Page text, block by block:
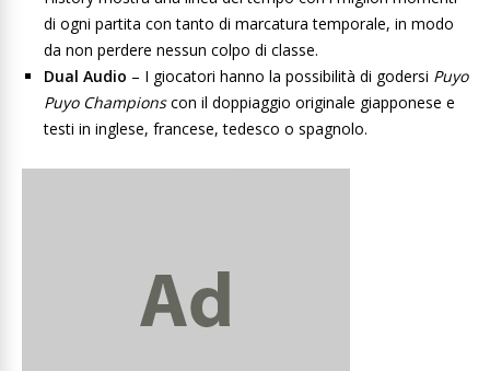
di ogni partita con tanto di marcatura temporale, in modo
da non perdere nessun colpo di classe.
Dual Audio – I giocatori hanno la possibilità di godersi Puyo
Puyo Championscon il doppiaggio originale giapponese e
testi in inglese, francese, tedesco o spagnolo.